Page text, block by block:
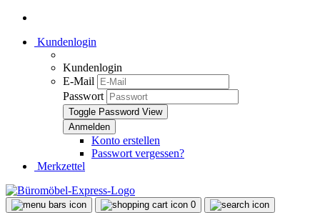
Kundenlogin
Kundenlogin
E-Mail
Passwort
Toggle Password View
Konto erstellen
Passwort vergessen?
Merkzettel
0